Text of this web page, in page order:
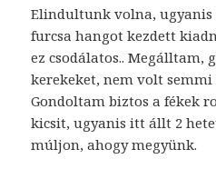
Elindultunk volna, ugyanis
furcsa hangot kezdett
ez csodálatos.. Megálltam,
kerekeket, nem volt
Gondoltam biztos a fékek
kicsit, ugyanis itt állt 2
múljon, ahogy megyünk.